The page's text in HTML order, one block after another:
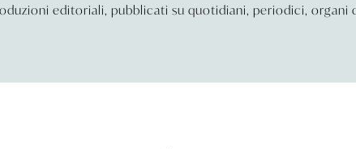
editoriali, pubblicati su quotidiani, periodici, organi